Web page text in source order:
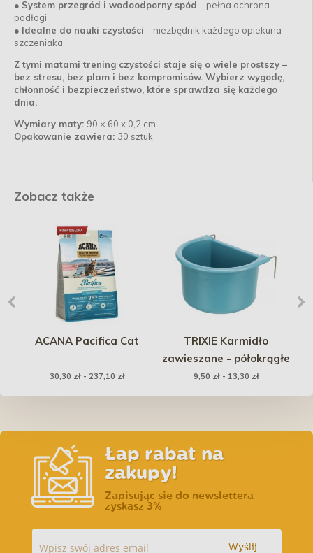
● System przegród i wodoodporny spód – pełna ochrona
podłogi
● Idealne do nauki czystości – niezbędnik każdego opiekuna
szczeniaka
Z tymi matami trening czystości staje się o wiele prostszy –
bez stresu, bez plam i bez kompromisów. Wybierz wygodę,
chłonność i bezpieczeństwo, które sprawdza się każdego
dnia.
Wymiary maty: 90 × 60 x 0,2 cm
Opakowanie zawiera: 30 sztuk
Zobacz także
ACANA Pacifica Cat
30,30 zł - 237,10 zł
TRIXIE Karmidło
zawieszane - półokrągłe
9,50 zł - 13,30 zł
Łap rabat na
zakupy!
Zapisując się do newslettera
zyskasz 3%
Wyślij